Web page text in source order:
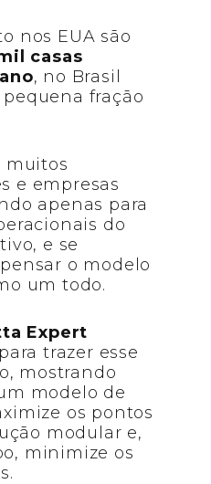
nos EUA são
casas
, no Brasil
fração
muitos
e empresas
apenas para
do
e se
o modelo
um todo.
Expert
trazer esse
mostrando
modelo de
os pontos
modular e,
minimize os